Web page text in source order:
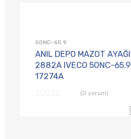
50NC-65.9
ANIL DEPO MAZOT AYAĞI
2882A IVECO 50NC-65.9
17274A
(0 yorum)